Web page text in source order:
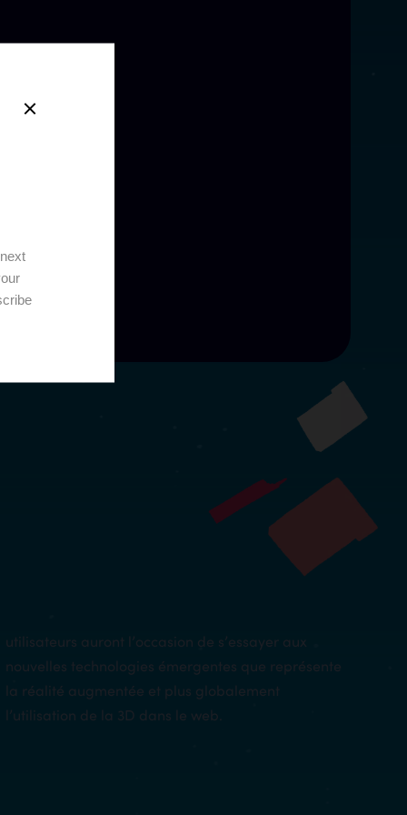
utilisateurs auront l’occasion de s’essayer aux
nouvelles technologies émergentes que représente
la réalité augmentée et plus globalement
l’utilisation de la 3D dans le web.